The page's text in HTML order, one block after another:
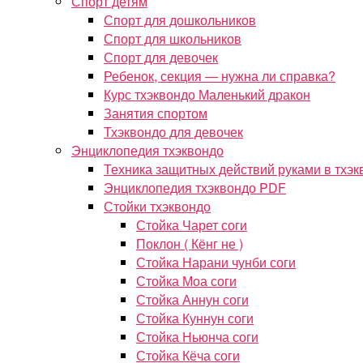
Спорт для дошкольников
Спорт для школьников
Спорт для девочек
Ребенок, секция — нужна ли справка?
Курс тхэквондо Маленький дракон
Занятия спортом
Тхэквондо для девочек
Энциклопедия тхэквондо
Техника защитных действий руками в
Энциклопедия тхэквондо PDF
Стойки тхэквондо
Стойка Чарет соги
Поклон ( Кёнг не )
Стойка Нарани чунби соги
Стойка Моа соги
Стойка Аннун соги
Стойка Куннун соги
Стойка Ньюнча соги
Стойка Кёча соги